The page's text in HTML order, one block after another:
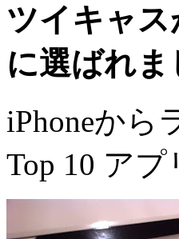
ツイキャ
に選ばれま
iPhoneから
Top 10 ア